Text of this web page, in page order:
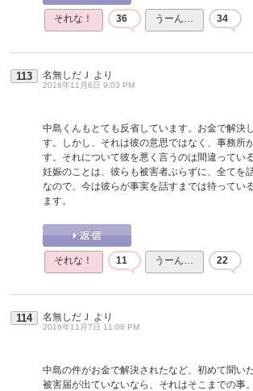
それな！ 36 うーん… 34
113 名無しだＪ より
2016年11月6日 9:03 PM
中島くんもとても反省しています。お金で解決
す。しかし、それは彼の意思ではなく、事務所
す。それについて彼を悪く言うのは間違ってい
妊娠のことは、彼らも被害者ぶらずに、全てを
なので、今は彼らが事実を話すまでは待ってい
ます。
それな！ 11 うーん… 22
114 名無しだＪ より
2016年11月7日 11:06 PM
中島の件がお金で解決されたなど、初めて聞いた
被害届が出ていないなら、それはそこまでの事。